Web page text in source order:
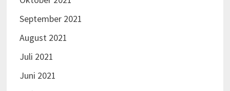
September 2021
August 2021
Juli 2021
Juni 2021